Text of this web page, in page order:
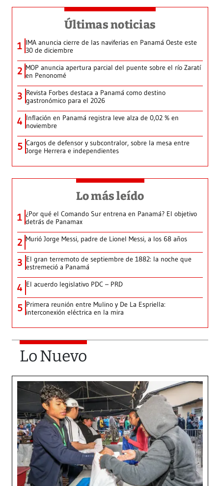
Últimas noticias
1 IMA anuncia cierre de las naviferias en Panamá Oeste este
30 de diciembre
2 MOP anuncia apertura parcial del puente sobre el río Zaratí
en Penonomé
3 Revista Forbes destaca a Panamá como destino
gastronómico para el 2026
4 Inflación en Panamá registra leve alza de 0,02 % en
noviembre
5 Cargos de defensor y subcontralor, sobre la mesa entre
Jorge Herrera e independientes
Lo más leído
1 ¿Por qué el Comando Sur entrena en Panamá? El objetivo
detrás de Panamax
2 Murió Jorge Messi, padre de Lionel Messi, a los 68 años
3 El gran terremoto de septiembre de 1882: la noche que
estremeció a Panamá
4 El acuerdo legislativo PDC – PRD
5 Primera reunión entre Mulino y De La Espriella:
interconexión eléctrica en la mira
Lo Nuevo